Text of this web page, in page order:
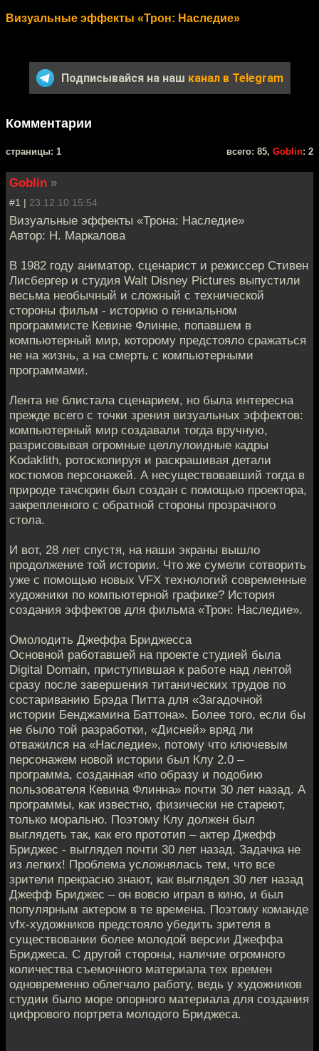
Визуальные эффекты «Трон: Наследие»
Подписывайся на наш канал в Telegram
Комментарии
cтраницы: 1 всего: 85, Goblin: 2
Goblin »
#1 | 23.12.10 15:54
Визуальные эффекты «Трона: Наследие»
Автор: Н. Маркалова
В 1982 году аниматор, сценарист и режиссер Стивен
Лисбергер и студия Walt Disney Pictures выпустили
весьма необычный и сложный с технической
стороны фильм - историю о гениальном
программисте Кевине Флинне, попавшем в
компьютерный мир, которому предстояло сражаться
не на жизнь, а на смерть с компьютерными
программами.
Лента не блистала сценарием, но была интересна
прежде всего с точки зрения визуальных эффектов:
компьютерный мир создавали тогда вручную,
разрисовывая огромные целлулоидные кадры
Kodaklith, ротоскопируя и раскрашивая детали
костюмов персонажей. А несуществовавший тогда в
природе тачскрин был создан с помощью проектора,
закрепленного с обратной стороны прозрачного
стола.
И вот, 28 лет спустя, на наши экраны вышло
продолжение той истории. Что же сумели сотворить
уже с помощью новых VFX технологий современные
художники по компьютерной графике? История
создания эффектов для фильма «Трон: Наследие».
Омолодить Джеффа Бриджесса
Основной работавшей на проекте студией была
Digital Domain, приступившая к работе над лентой
сразу после завершения титанических трудов по
состариванию Брэда Питта для «Загадочной
истории Бенджамина Баттона». Более того, если бы
не было той разработки, «Дисней» вряд ли
отважился на «Наследие», потому что ключевым
персонажем новой истории был Клу 2.0 –
программа, созданная «по образу и подобию
пользователя Кевина Флинна» почти 30 лет назад. А
программы, как известно, физически не стареют,
только морально. Поэтому Клу должен был
выглядеть так, как его прототип – актер Джефф
Бриджес - выглядел почти 30 лет назад. Задачка не
из легких! Проблема усложнялась тем, что все
зрители прекрасно знают, как выглядел 30 лет назад
Джефф Бриджес – он вовсю играл в кино, и был
популярным актером в те времена. Поэтому команде
vfx-художников предстояло убедить зрителя в
существовании более молодой версии Джеффа
Бриджеса. С другой стороны, наличие огромного
количества съемочного материала тех времен
одновременно облегчало работу, ведь у художников
студии было море опорного материала для создания
цифрового портрета молодого Бриджеса.